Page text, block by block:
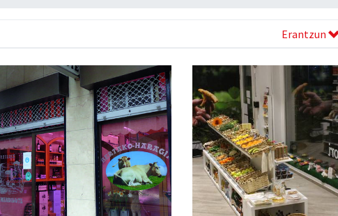
Erantzun